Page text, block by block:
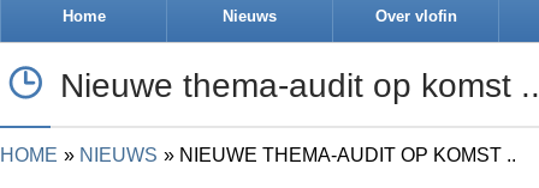
Home Nieuws Over vlofin
Nieuwe thema-audit op komst ..
HOME NIEUWS NIEUWE THEMA-AUDIT OP KOMST ..